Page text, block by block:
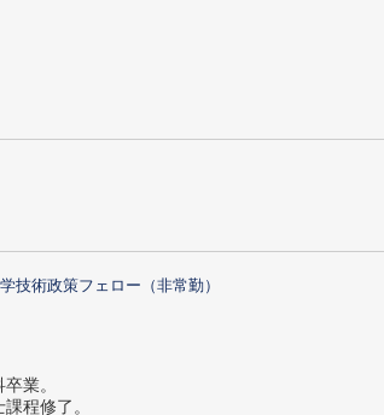
技術政策フェロー（非常勤）
業。
程修了。